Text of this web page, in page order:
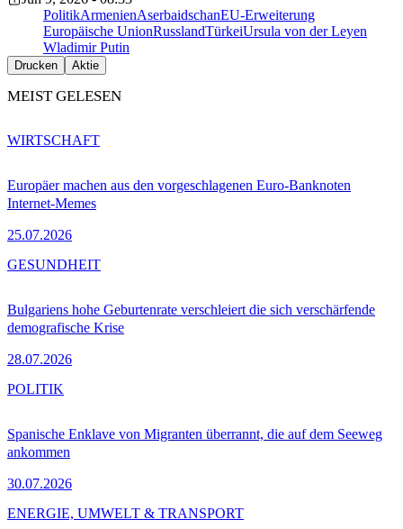
PolitikArmenienAserbaidschanEU-Erweiterung
Europäische UnionRusslandTürkeiUrsula von der Leyen
Wladimir Putin
Drucken Aktie
MEIST GELESEN
Europäer machen aus den vorgeschlagenen Euro-Banknoten
Internet-Memes
25.07.2026
WIRTSCHAFT
Bulgariens hohe Geburtenrate verschleiert die sich verschärfende
demografische Krise
28.07.2026
GESUNDHEIT
Spanische Enklave von Migranten überrannt, die auf dem Seeweg
ankommen
30.07.2026
POLITIK
ENERGIE, UMWELT & TRANSPORT